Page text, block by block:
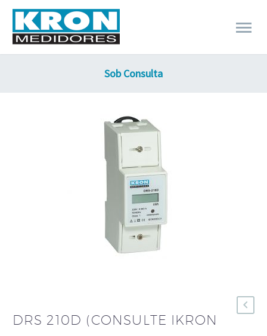
Sob Consulta
DRS 210D (CONSULTE IKRON